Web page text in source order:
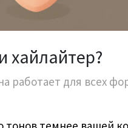
хайлайтер?
работает для всех